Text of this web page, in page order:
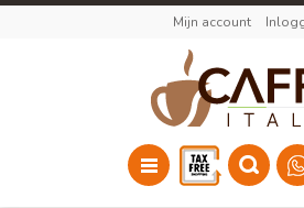
Mijn account